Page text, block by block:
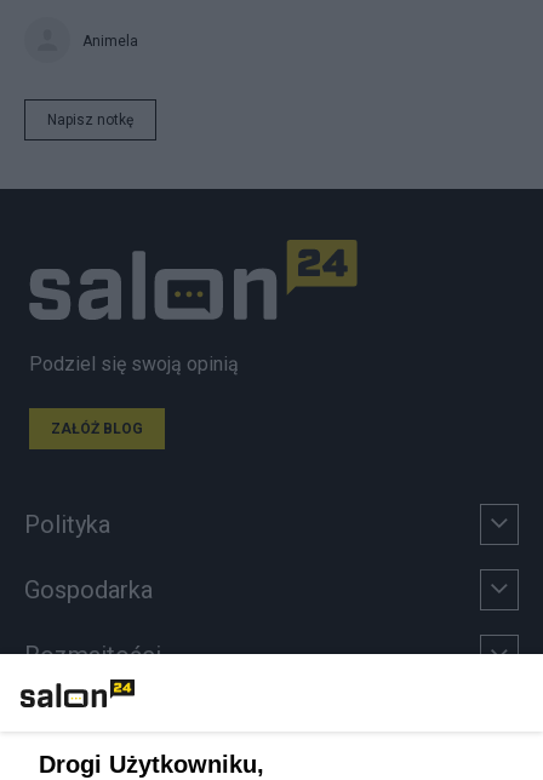
Animela
Napisz notkę
Podziel się swoją opinią
ZAŁÓŻ BLOG
Polityka
Gospodarka
Rozmaitości
Drogi Użytkowniku,